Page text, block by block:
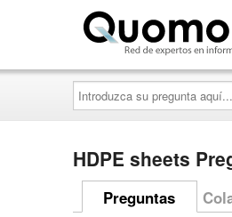
Introduzca
su
pregunta
aquí...
HDPE sheets
Preguntas